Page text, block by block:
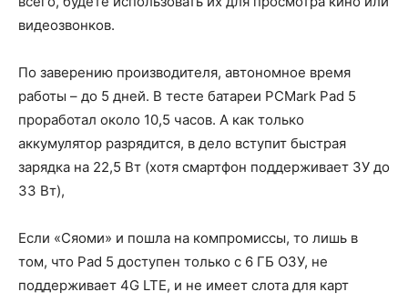
видеозвонков.
По заверению производителя, автономное время
работы – до 5 дней. В тесте батареи PCMark Pad 5
проработал около 10,5 часов. А как только
аккумулятор разрядится, в дело вступит быстрая
зарядка на 22,5 Вт (хотя смартфон поддерживает ЗУ до
33 Вт),
Если «Сяоми» и пошла на компромиссы, то лишь в
том, что Pad 5 доступен только с 6 ГБ ОЗУ, не
поддерживает 4G LTE, и не имеет слота для карт